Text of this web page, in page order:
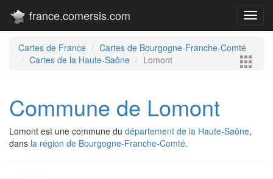
france.comersis.com
Cartes de France
Cartes de Bourgogne-Franche-Comté
Cartes de la Haute-Saône
Lomont
Commune de Lomont
Lomont est une commune du département de la Haute-Saône,
dans la région de Bourgogne-Franche-Comté.